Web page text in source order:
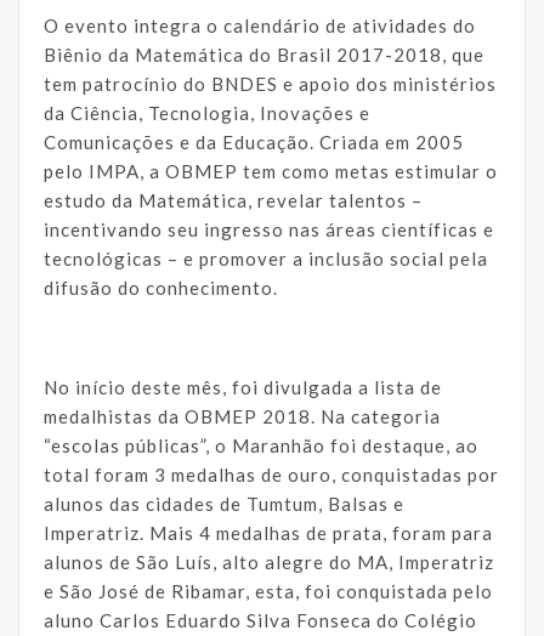
O evento integra o calendário de atividades do
Biênio da Matemática do Brasil 2017-2018, que
tem patrocínio do BNDES e apoio dos ministérios
da Ciência, Tecnologia, Inovações e
Comunicações e da Educação. Criada em 2005
pelo IMPA, a OBMEP tem como metas estimular o
estudo da Matemática, revelar talentos –
incentivando seu ingresso nas áreas científicas e
tecnológicas – e promover a inclusão social pela
difusão do conhecimento.
No início deste mês, foi divulgada a lista de
medalhistas da OBMEP 2018. Na categoria
“escolas públicas”, o Maranhão foi destaque, ao
total foram 3 medalhas de ouro, conquistadas por
alunos das cidades de Tumtum, Balsas e
Imperatriz. Mais 4 medalhas de prata, foram para
alunos de São Luís, alto alegre do MA, Imperatriz
e São José de Ribamar, esta, foi conquistada pelo
aluno Carlos Eduardo Silva Fonseca do Colégio